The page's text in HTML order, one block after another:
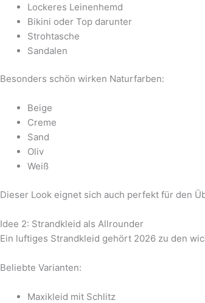
Lockeres Leinenhemd
Bikini oder Top darunter
Strohtasche
Sandalen
Besonders schön wirken Naturfarben:
Beige
Creme
Sand
Oliv
Weiß
Dieser Look eignet sich auch perfekt für den
Idee 2: Strandkleid als Allrounder
Ein luftiges Strandkleid gehört 2026 zu den
Beliebte Varianten:
Maxikleid mit Schlitz